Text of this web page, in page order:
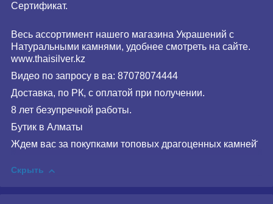
Сертификат.
Весь ассортимент нашего магазина Украшений с
Натуральными камнями, удобнее смотреть на сайте.
www.thaisilver.kz
Видео по запросу в ва: 87078074444
Доставка, по РК, с оплатой при получении.
8 лет безупречной работы.
Бутик в Алматы
Ждем вас за покупками топовых драгоценных камней̆
Скрыть